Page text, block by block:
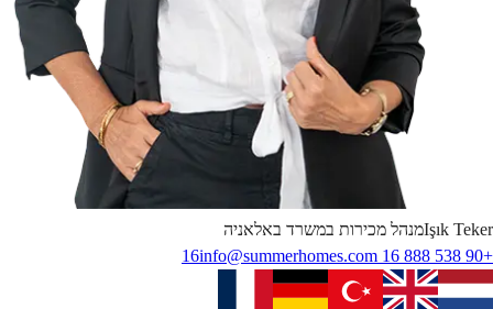
Işık Teker
מנהל מכירות במשרד באלאניה
+90 538 888 16 16
info@summerhomes.com